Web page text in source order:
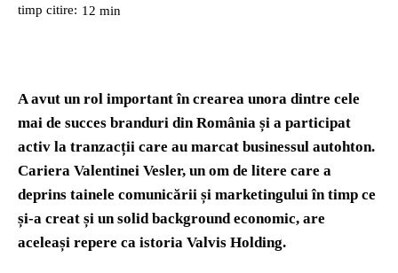
timp citire: 12 min
A avut un rol important în crearea unora dintre cele
mai de succes branduri din România și a participat
activ la tranzacții care au marcat businessul autohton.
Cariera Valentinei Vesler, un om de litere care a
deprins tainele comunicării și marketingului în timp ce
și-a creat și un solid background economic, are
aceleași repere ca istoria Valvis Holding.